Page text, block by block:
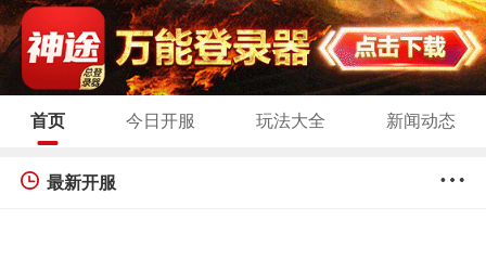
首页 今日开服 玩法大全 新闻动态
最新开服